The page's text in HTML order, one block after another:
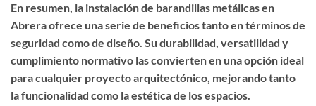
En resumen, la instalación de barandillas metálicas en
Abrera ofrece una serie de beneficios tanto en términos de
seguridad como de diseño. Su durabilidad, versatilidad y
cumplimiento normativo las convierten en una opción ideal
para cualquier proyecto arquitectónico, mejorando tanto
la funcionalidad como la estética de los espacios.